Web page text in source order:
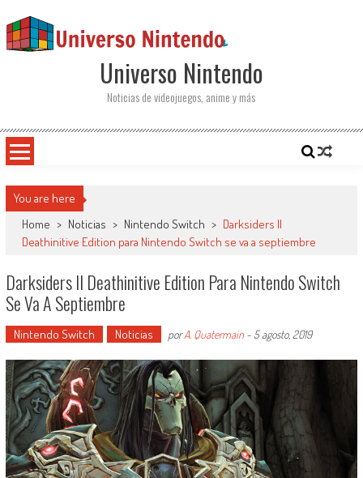
Universo Nintendo
Noticias de videojuegos, anime y más
You are here
Home > Noticias > Nintendo Switch > Darksiders II
Deathinitive Edition para Nintendo Switch se va a septiembre
Darksiders II Deathinitive Edition Para Nintendo Switch
Se Va A Septiembre
Nintendo Switch Noticias porA. Quatermain- 5 agosto, 2019